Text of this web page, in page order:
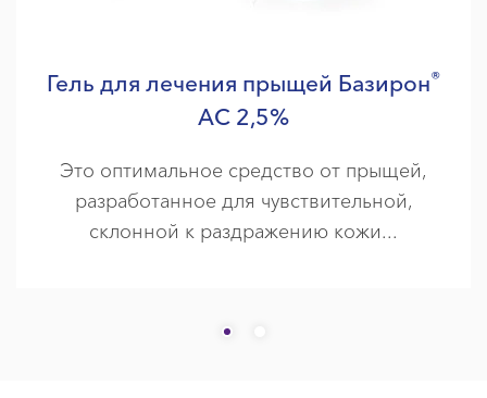
Гель для лечения прыщей Базирон®
АС 2,5%
Это оптимальное средство от прыщей,
разработанное для чувствительной,
склонной к раздражению кожи